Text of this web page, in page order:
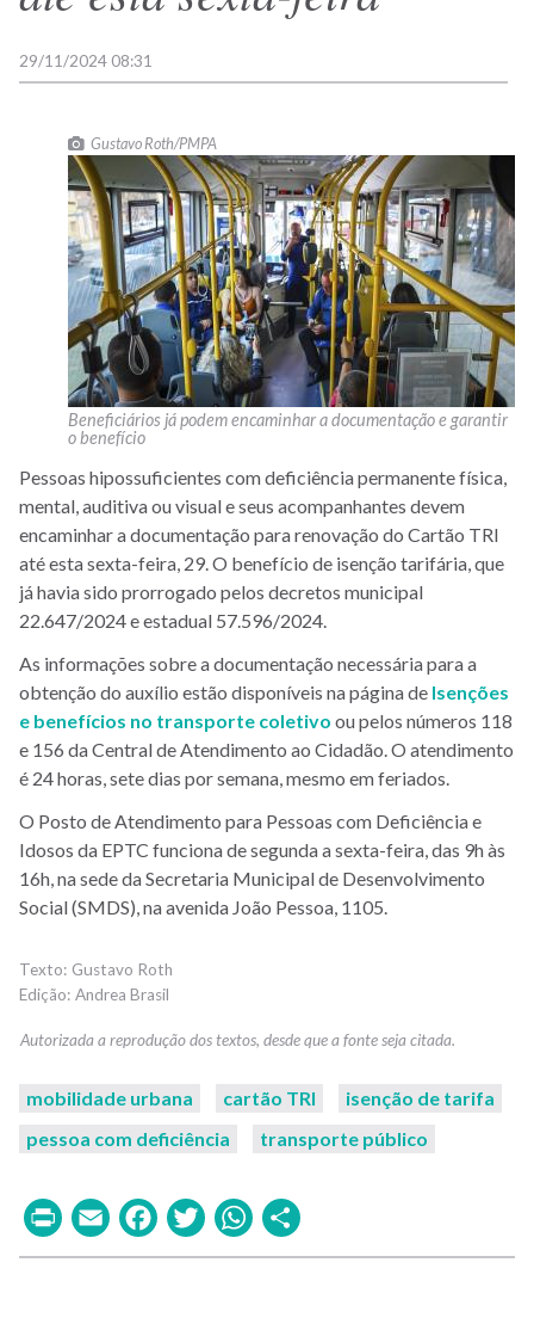
29/11/2024 08:31
Gustavo Roth/PMPA
Beneficiários já podem encaminhar a documentação e garantir
o benefício
Pessoas hipossuficientes com deficiência permanente física,
mental, auditiva ou visual e seus acompanhantes devem
encaminhar a documentação para renovação do Cartão TRI
até esta sexta-feira, 29. O benefício de isenção tarifária, que
já havia sido prorrogado pelos decretos municipal
22.647/2024 e estadual 57.596/2024.
As informações sobre a documentação necessária para a
obtenção do auxílio estão disponíveis na página de Isenções
e benefícios no transporte coletivo ou pelos números 118
e 156 da Central de Atendimento ao Cidadão. O atendimento
é 24 horas, sete dias por semana, mesmo em feriados.
O Posto de Atendimento para Pessoas com Deficiência e
Idosos da EPTC funciona de segunda a sexta-feira, das 9h às
16h, na sede da Secretaria Municipal de Desenvolvimento
Social (SMDS), na avenida João Pessoa, 1105.
Gustavo Roth
Andrea Brasil
mobilidade urbana cartão TRI
isenção de tarifa
pessoa com deficiência
transporte público
PrintEmailFacebook
TwitterWhatsApp